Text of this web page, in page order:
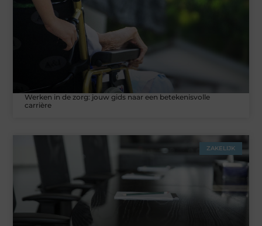
Werken in de zorg: jouw gids naar een betekenisvolle
carrière
ZAKELIJK